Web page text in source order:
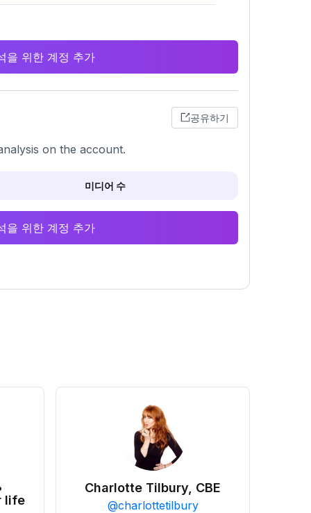
을 위한 계정 추가
공유하기
on the account.
미디어 수
을 위한 계정 추가
life
Charlotte Tilbury, CBE
@charlottetilbury